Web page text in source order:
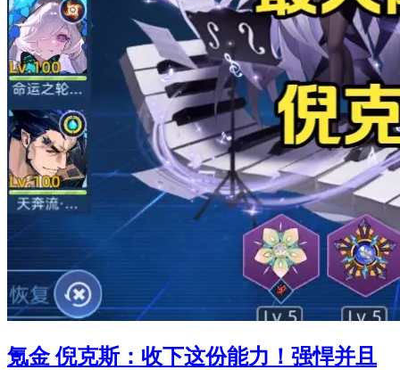
氪金 倪克斯：收下这份能力！强悍并且